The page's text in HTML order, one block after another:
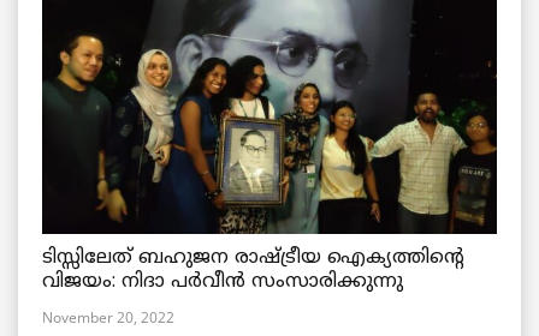
ടിസ്സിലേത് ബഹുജന രാഷ്ട്രീയ ഐക്യത്തിന്റെ
വിജയം: നിദാ പർവീൻ സംസാരിക്കുന്നു
November 20, 2022